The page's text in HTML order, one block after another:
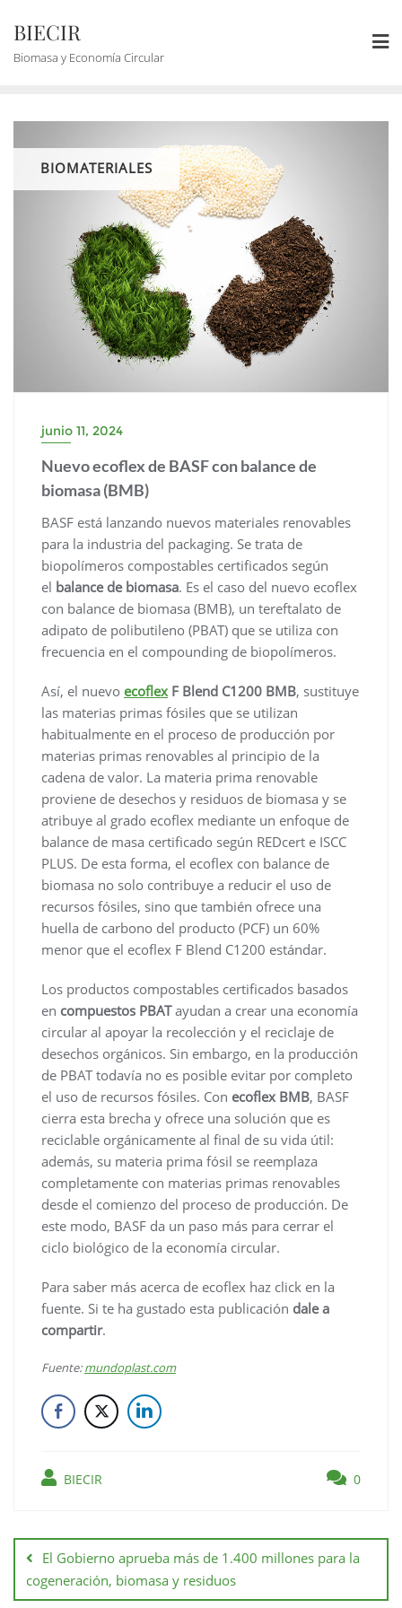
BIECIR
Biomasa y Economía Circular
BIOMATERIALES
junio 11, 2024
Nuevo ecoflex de BASF con balance de
biomasa (BMB)
BASF está lanzando nuevos materiales renovables
para la industria del packaging. Se trata de
biopolímeros compostables certificados según
el balance de biomasa. Es el caso del nuevo ecoflex
con balance de biomasa (BMB), un tereftalato de
adipato de polibutileno (PBAT) que se utiliza con
frecuencia en el compounding de biopolímeros.
Así, el nuevo ecoflex F Blend C1200 BMB, sustituye
las materias primas fósiles que se utilizan
habitualmente en el proceso de producción por
materias primas renovables al principio de la
cadena de valor. La materia prima renovable
proviene de desechos y residuos de biomasa y se
atribuye al grado ecoflex mediante un enfoque de
balance de masa certificado según REDcert e ISCC
PLUS. De esta forma, el ecoflex con balance de
biomasa no solo contribuye a reducir el uso de
recursos fósiles, sino que también ofrece una
huella de carbono del producto (PCF) un 60%
menor que el ecoflex F Blend C1200 estándar.
Los productos compostables certificados basados ​​
en compuestos PBATayudan a crear una economía
circular al apoyar la recolección y el reciclaje de
desechos orgánicos. Sin embargo, en la producción
de PBAT todavía no es posible evitar por completo
el uso de recursos fósiles. Con ecoflex BMB, BASF
cierra esta brecha y ofrece una solución que es
reciclable orgánicamente al final de su vida útil:
además, su materia prima fósil se reemplaza
completamente con materias primas renovables
desde el comienzo del proceso de producción. De
este modo, BASF da un paso más para cerrar el
ciclo biológico de la economía circular.
Para saber más acerca de ecoflex haz click en la
fuente. Si te ha gustado esta publicación dale a
compartir.
Fuente:mundoplast.com
BIECIR 0
El Gobierno aprueba más de 1.400 millones para la
cogeneración, biomasa y residuos